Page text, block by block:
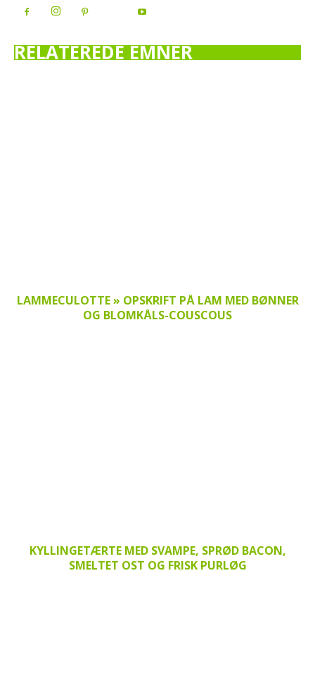
RELATEREDE EMNER
LAMMECULOTTE » OPSKRIFT PÅ LAM MED BØNNER
OG BLOMKÅLS-COUSCOUS
KYLLINGETÆRTE MED SVAMPE, SPRØD BACON,
SMELTET OST OG FRISK PURLØG